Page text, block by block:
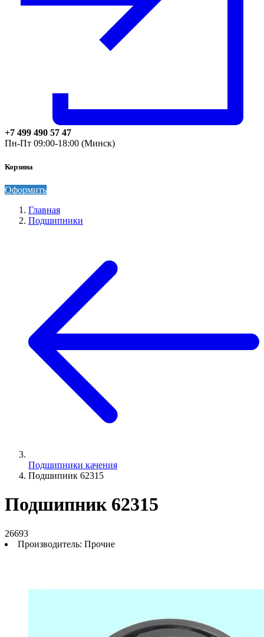
+7 499 490 57 47
Пн-Пт 09:00-18:00 (Минск)
Корзина
Оформить
Главная
Подшипники
Подшипники качения
Подшипник 62315
Подшипник 62315
26693
Производитель: Прочие